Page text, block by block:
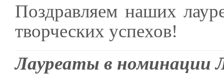
Поздравляем наших
творческих успехов!
Лауреаты в номинации